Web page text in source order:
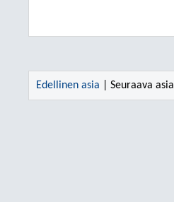
Edellinen asia | Seuraava asia